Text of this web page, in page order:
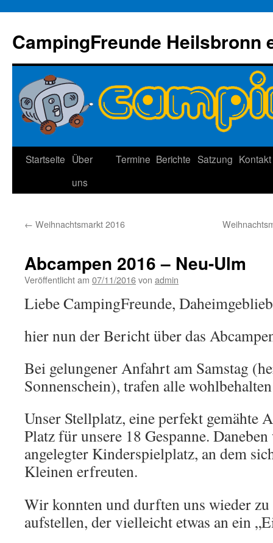
springen
CampingFreunde Heilsbronn
Startseite Über
uns
Termine Berichte Satzung Kontakt
← Weihnachtsmarkt 2016
Abcampen 2016 – Neu-Ulm
Veröffentlicht am 07/11/2016von admin
Liebe CampingFreunde,
hier nun der Bericht über das
Bei gelungener Anfahrt am Samstag
Sonnenschein), trafen alle
Unser Stellplatz, eine perfekt gemähte
Platz für unsere 18 Gespanne.
angelegter Kinderspielplatz, an dem
Kleinen erfreuten.
Wir konnten und durften uns wieder
aufstellen, der vielleicht etwas an ein